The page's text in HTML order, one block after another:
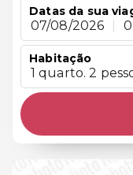
Datas da sua
07/08/2026
Habitação
1 quarto. 2